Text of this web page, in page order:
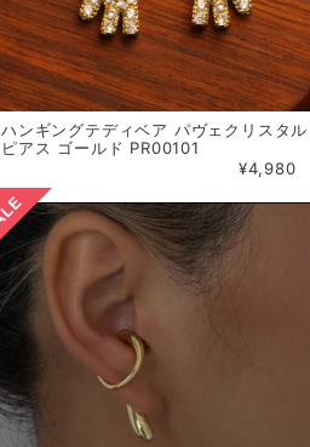
ハンギングテディベア パヴェクリスタル
ピアス ゴールド PR00101
¥4,980